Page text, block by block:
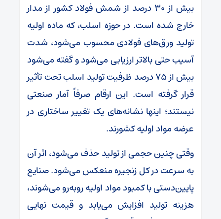
بیش از ۳۰ درصد از شمش فولاد کشور از مدار
خارج شده است. در حوزه اسلب، که ماده اولیه
تولید ورق‌های فولادی محسوب می‌شود، شدت
آسیب حتی بالاتر ارزیابی می‌شود و گفته می‌شود
بیش از ۷۵ درصد ظرفیت تولید اسلب تحت تأثیر
قرار گرفته است. این ارقام صرفاً آمار صنعتی
نیستند؛ اینها نشانه‌های یک تغییر ساختاری در
عرضه مواد اولیه کشورند.
وقتی چنین حجمی از تولید حذف می‌شود، اثر آن
به سرعت در کل زنجیره منعکس می‌شود. صنایع
پایین‌دستی با کمبود مواد اولیه روبه‌رو می‌شوند،
هزینه تولید افزایش می‌یابد و قیمت نهایی